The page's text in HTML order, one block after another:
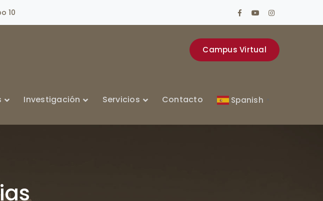
10
Facebook
Profile
Youtube
Profile
Instagram
Profile
Campus Virtual
Investigación Servicios Contacto Spanish